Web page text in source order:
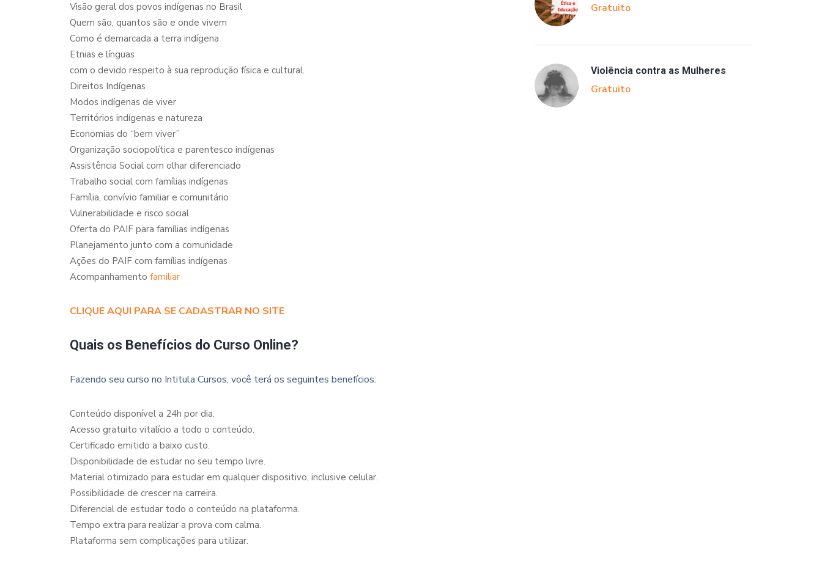
Visão geral dos povos indígenas no Brasil
Quem são, quantos são e onde vivem
Como é demarcada a terra indígena
Etnias e línguas
com o devido respeito à sua reprodução física e cultural.
Direitos Indígenas
Modos indígenas de viver
Territórios indígenas e natureza
Economias do “bem viver”
Organização sociopolítica e parentesco indígenas
Assistência Social com olhar diferenciado
Trabalho social com famílias indígenas
Família, convívio familiar e comunitário
Vulnerabilidade e risco social
Oferta do PAIF para famílias indígenas
Planejamento junto com a comunidade
Ações do PAIF com famílias indígenas
Acompanhamento familiar
CLIQUE AQUI PARA SE CADASTRAR NO SITE
Quais os Benefícios do Curso Online?
Fazendo seu curso no Intitula Cursos, você terá os seguintes benefícios:
Conteúdo disponível a 24h por dia.
Acesso gratuito vitalício a todo o conteúdo.
Certificado emitido a baixo custo.
Disponibilidade de estudar no seu tempo livre.
Material otimizado para estudar em qualquer dispositivo, inclusive celular.
Possibilidade de crescer na carreira.
Diferencial de estudar todo o conteúdo na plataforma.
Tempo extra para realizar a prova com calma.
Plataforma sem complicações para utilizar.
Gratuito
Violência contra as Mulheres
Gratuito